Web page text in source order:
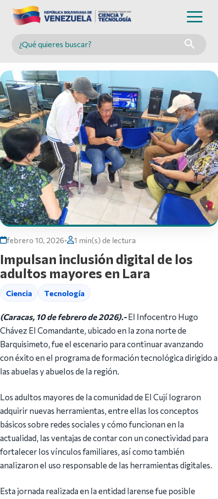
Buscar en MINCYT
febrero 10, 2026• 1 min(s) de lectura
Impulsan inclusión digital de los
adultos mayores en Lara
Ciencia Tecnología
(Caracas, 10 de febrero de 2026).-El Infocentro Hugo
Chávez El Comandante, ubicado en la zona norte de
Barquisimeto, fue el escenario para continuar avanzando
con éxito en el programa de formación tecnológica dirigido a
las abuelas y abuelos de la región.
Los adultos mayores de la comunidad de El Cují lograron
adquirir nuevas herramientas, entre ellas los conceptos
básicos sobre redes sociales y cómo funcionan en la
actualidad, las ventajas de contar con un conectividad para
fortalecer los vínculos familiares, así como también
analizaron el uso responsable de las herramientas digitales.
Esta jornada realizada en la entidad larense fue posible